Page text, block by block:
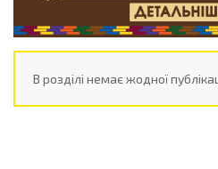
В розділі немає жодної